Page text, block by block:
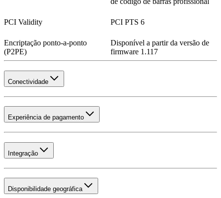
PCI Validity PCI PTS 6
Encriptação ponto-a-ponto
(P2PE)
Disponível a partir da versão de
firmware 1.117
Conectividade
Experiência de pagamento
Integração
Disponibilidade geográfica